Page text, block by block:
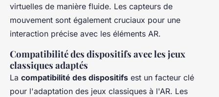
virtuelles de manière fluide. Les capteurs de
mouvement sont également cruciaux pour une
interaction précise avec les éléments AR.
Compatibilité des dispositifs avec les jeux
classiques adaptés
La compatibilité des dispositifs est un facteur clé
pour l'adaptation des jeux classiques à l'AR. Les